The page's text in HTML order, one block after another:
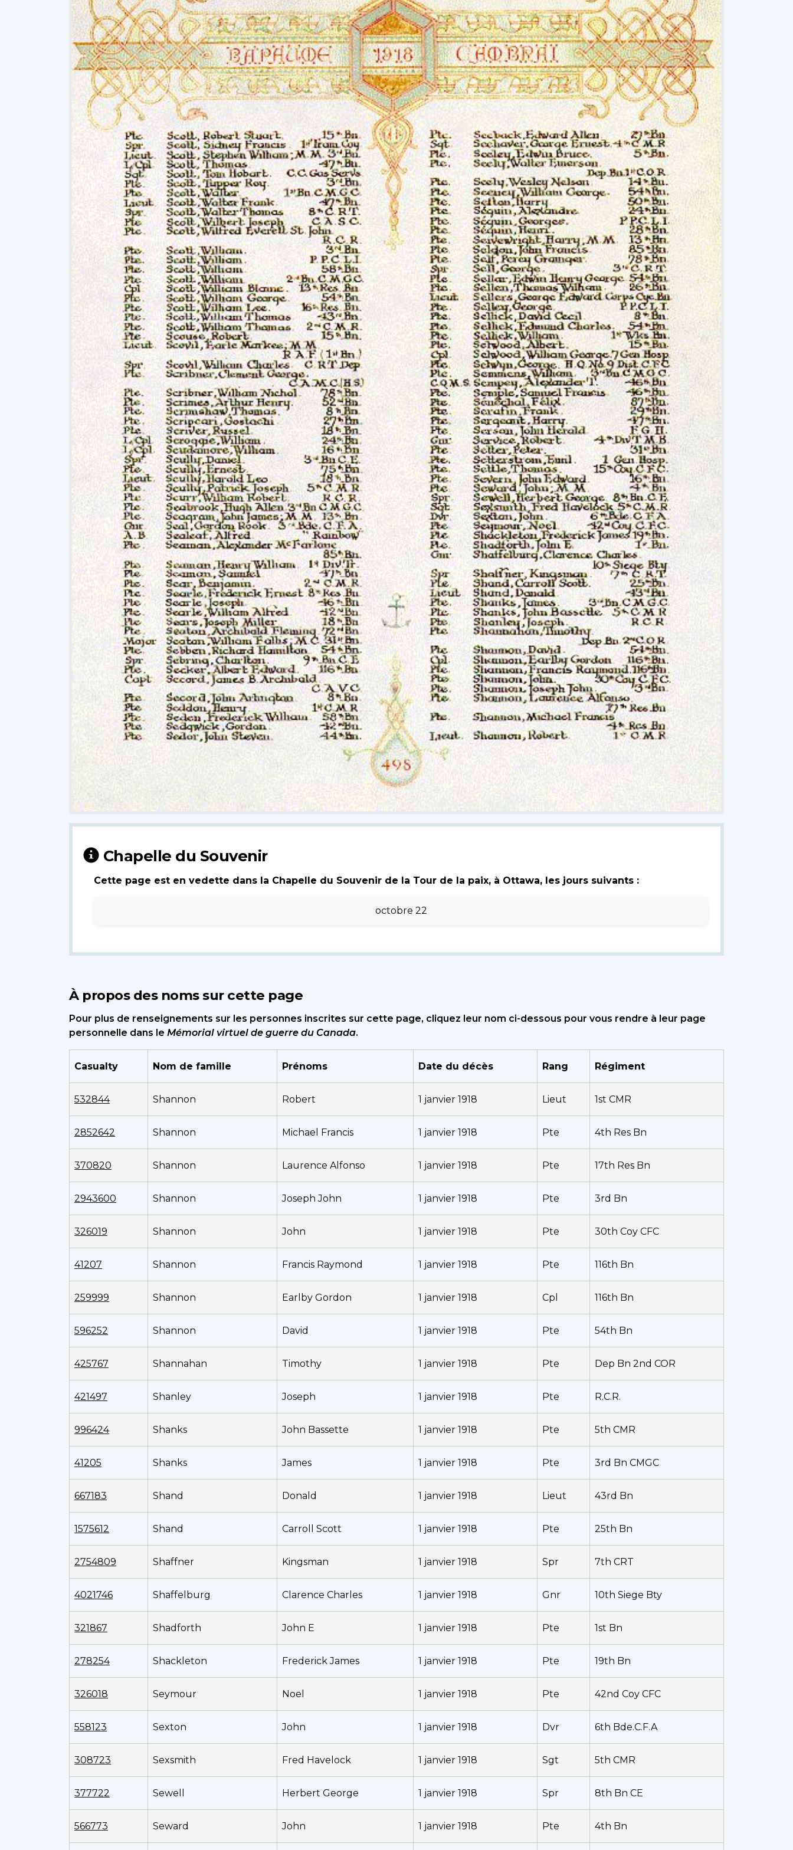
Chapelle du Souvenir
Cette page est en vedette dans la Chapelle du Souvenir de la Tour de la paix, à Ottawa, les jours suivants :
octobre 22
À propos des noms sur cette page
Pour plus de renseignements sur les personnes inscrites sur cette page, cliquez leur nom ci-dessous pour vous rendre à leur page
personnelle dans le Mémorial virtuel de guerre du Canada.
Casualty Nom de famille Prénoms Date du décès Rang Régiment
532844 Shannon Robert 1 janvier 1918 Lieut 1st CMR
2852642 Shannon Michael Francis 1 janvier 1918 Pte 4th Res Bn
370820 Shannon Laurence Alfonso 1 janvier 1918 Pte 17th Res Bn
2943600 Shannon Joseph John 1 janvier 1918 Pte 3rd Bn
326019 Shannon John 1 janvier 1918 Pte 30th Coy CFC
41207 Shannon Francis Raymond 1 janvier 1918 Pte 116th Bn
259999 Shannon Earlby Gordon 1 janvier 1918 Cpl 116th Bn
596252 Shannon David 1 janvier 1918 Pte 54th Bn
425767 Shannahan Timothy 1 janvier 1918 Pte Dep Bn 2nd COR
421497 Shanley Joseph 1 janvier 1918 Pte R.C.R.
996424 Shanks John Bassette 1 janvier 1918 Pte 5th CMR
41205 Shanks James 1 janvier 1918 Pte 3rd Bn CMGC
667183 Shand Donald 1 janvier 1918 Lieut 43rd Bn
1575612 Shand Carroll Scott 1 janvier 1918 Pte 25th Bn
2754809 Shaffner Kingsman 1 janvier 1918 Spr 7th CRT
4021746 Shaffelburg Clarence Charles 1 janvier 1918 Gnr 10th Siege Bty
321867 Shadforth John E 1 janvier 1918 Pte 1st Bn
278254 Shackleton Frederick James 1 janvier 1918 Pte 19th Bn
326018 Seymour Noel 1 janvier 1918 Pte 42nd Coy CFC
558123 Sexton John 1 janvier 1918 Dvr 6th Bde.C.F.A
308723 Sexsmith Fred Havelock 1 janvier 1918 Sgt 5th CMR
377722 Sewell Herbert George 1 janvier 1918 Spr 8th Bn CE
566773 Seward John 1 janvier 1918 Pte 4th Bn